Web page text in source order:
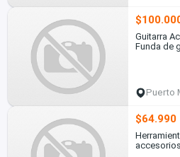
Guitarra
Funda de
Puerto
$64.990